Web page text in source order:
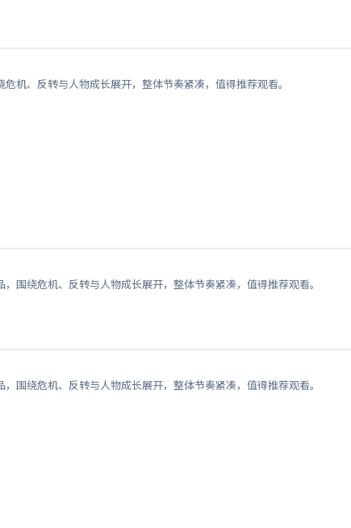
机、反转与人物成长展开，整体节奏紧凑，值得推荐观看。
围绕危机、反转与人物成长展开，整体节奏紧凑，值得推荐观看。
围绕危机、反转与人物成长展开，整体节奏紧凑，值得推荐观看。